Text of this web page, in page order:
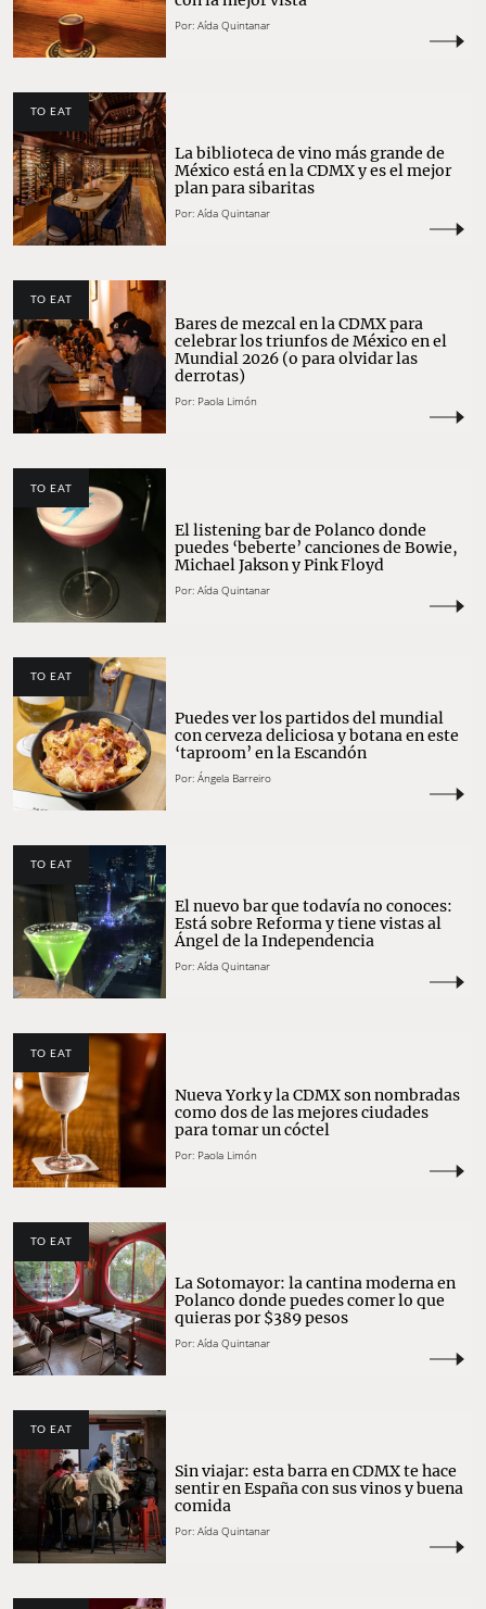
Por:Aída Quintanar
TO EAT
La biblioteca de vino más grande de
México está en la CDMX y es el mejor
plan para sibaritas
Por:Aída Quintanar
TO EAT
Bares de mezcal en la CDMX para
celebrar los triunfos de México en el
Mundial 2026 (o para olvidar las
derrotas)
Por: Paola Limón
TO EAT
El listening bar de Polanco donde
puedes ‘beberte’ canciones de Bowie,
Michael Jakson y Pink Floyd
Por:Aída Quintanar
TO EAT
Puedes ver los partidos del mundial
con cerveza deliciosa y botana en este
‘taproom’ en la Escandón
Por:Ángela Barreiro
TO EAT
El nuevo bar que todavía no conoces:
Está sobre Reforma y tiene vistas al
Ángel de la Independencia
Por:Aída Quintanar
TO EAT
Nueva York y la CDMX son nombradas
como dos de las mejores ciudades
para tomar un cóctel
Por: Paola Limón
TO EAT
La Sotomayor: la cantina moderna en
Polanco donde puedes comer lo que
quieras por $389 pesos
Por:Aída Quintanar
TO EAT
Sin viajar: esta barra en CDMX te hace
sentir en España con sus vinos y buena
comida
Por:Aída Quintanar